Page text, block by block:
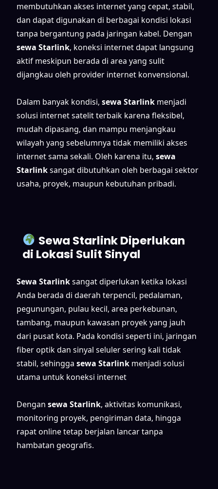
membutuhkan akses internet yang cepat, stabil,
dan dapat digunakan di berbagai kondisi lokasi
tanpa bergantung pada jaringan kabel. Dengan
sewa Starlink, koneksi internet dapat langsung
aktif meskipun berada di area yang sulit
dijangkau oleh provider internet konvensional.
Dalam banyak kondisi, sewa Starlink menjadi
solusi internet satelit terbaik karena fleksibel,
mudah dipasang, dan mampu menjangkau
wilayah yang sebelumnya tidak memiliki akses
internet sama sekali. Oleh karena itu, sewa
Starlinksangat dibutuhkan oleh berbagai sektor
usaha, proyek, maupun kebutuhan pribadi.
Sewa Starlink Diperlukan
di Lokasi Sulit Sinyal
Sewa Starlinksangat diperlukan ketika lokasi
Anda berada di daerah terpencil, pedalaman,
pegunungan, pulau kecil, area perkebunan,
tambang, maupun kawasan proyek yang jauh
dari pusat kota. Pada kondisi seperti ini, jaringan
fiber optik dan sinyal seluler sering kali tidak
stabil, sehingga sewa Starlink menjadi solusi
utama untuk koneksi internet
Dengan sewa Starlink, aktivitas komunikasi,
monitoring proyek, pengiriman data, hingga
rapat online tetap berjalan lancar tanpa
hambatan geografis.